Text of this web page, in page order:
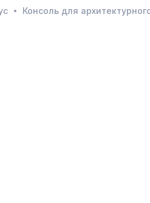
балки и брус
Консоль для